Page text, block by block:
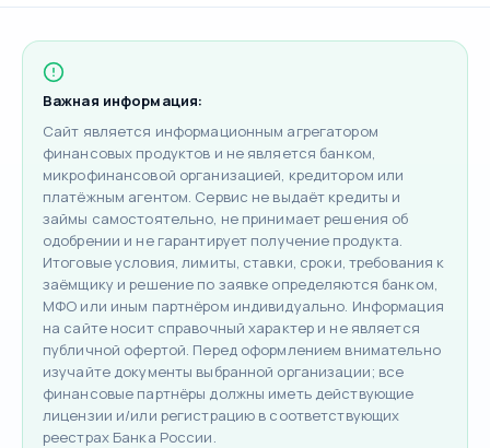
Важная информация:
Сайт является информационным агрегатором
финансовых продуктов и не является банком,
микрофинансовой организацией, кредитором или
платёжным агентом. Сервис не выдаёт кредиты и
займы самостоятельно, не принимает решения об
одобрении и не гарантирует получение продукта.
Итоговые условия, лимиты, ставки, сроки, требования к
заёмщику и решение по заявке определяются банком,
МФО или иным партнёром индивидуально. Информация
на сайте носит справочный характер и не является
публичной офертой. Перед оформлением внимательно
изучайте документы выбранной организации; все
финансовые партнёры должны иметь действующие
лицензии и/или регистрацию в соответствующих
реестрах Банка России.